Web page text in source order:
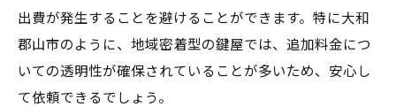
出費が発生することを避けることができます。特に大和
郡山市のように、地域密着型の鍵屋では、追加料金につ
いての透明性が確保されていることが多いため、安心し
て依頼できるでしょう。